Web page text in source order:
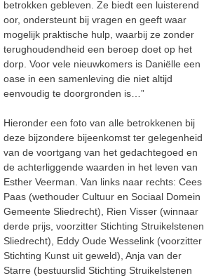
betrokken gebleven. Ze biedt een luisterend
oor, ondersteunt bij vragen en geeft waar
mogelijk praktische hulp, waarbij ze zonder
terughoudendheid een beroep doet op het
dorp. Voor vele nieuwkomers is Daniëlle een
oase in een samenleving die niet altijd
eenvoudig te doorgronden is…”
Hieronder een foto van alle betrokkenen bij
deze bijzondere bijeenkomst ter gelegenheid
van de voortgang van het gedachtegoed en
de achterliggende waarden in het leven van
Esther Veerman. Van links naar rechts: Cees
Paas (wethouder Cultuur en Sociaal Domein
Gemeente Sliedrecht), Rien Visser (winnaar
derde prijs, voorzitter Stichting Struikelstenen
Sliedrecht), Eddy Oude Wesselink (voorzitter
Stichting Kunst uit geweld), Anja van der
Starre (bestuurslid Stichting Struikelstenen